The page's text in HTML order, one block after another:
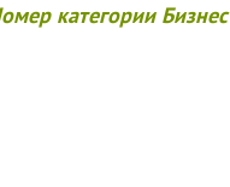
категории Бизнес